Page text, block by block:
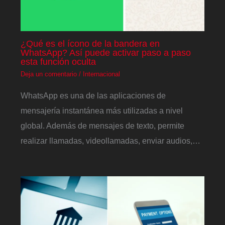
¿Qué es el ícono de la bandera en
WhatsApp? Así puede activar paso a paso
esta función oculta
Deja un comentario / Internacional
WhatsApp es una de las aplicaciones de
mensajería instantánea más utilizadas a nivel
global. Además de mensajes de texto, permite
realizar llamadas, videollamadas, enviar audios,…